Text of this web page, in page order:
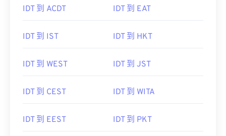
IDT 到 ACDT IDT 到 EAT
IDT 到 IST IDT 到 HKT
IDT 到 WEST IDT 到 JST
IDT 到 CEST IDT 到 WITA
IDT 到 EEST IDT 到 PKT